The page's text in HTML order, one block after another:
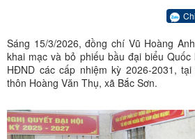
Sáng 15/3/2026, đồng chí Vũ Hoàng
khai mạc và bỏ phiếu bầu đại biểu
HĐND các cấp nhiệm kỳ 2026-2031,
thôn Hoàng Văn Thụ, xã Bắc Sơn.